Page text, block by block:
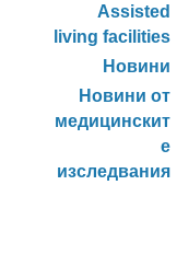
Assisted
living facilities
Новини
Новини от
медицинскит
е
изследвания